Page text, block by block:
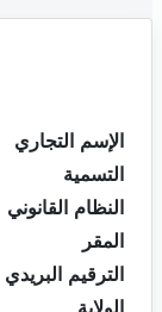
الإسم التجاري
التسمية
النظام القانوني
المقر
الترقيم البريدي